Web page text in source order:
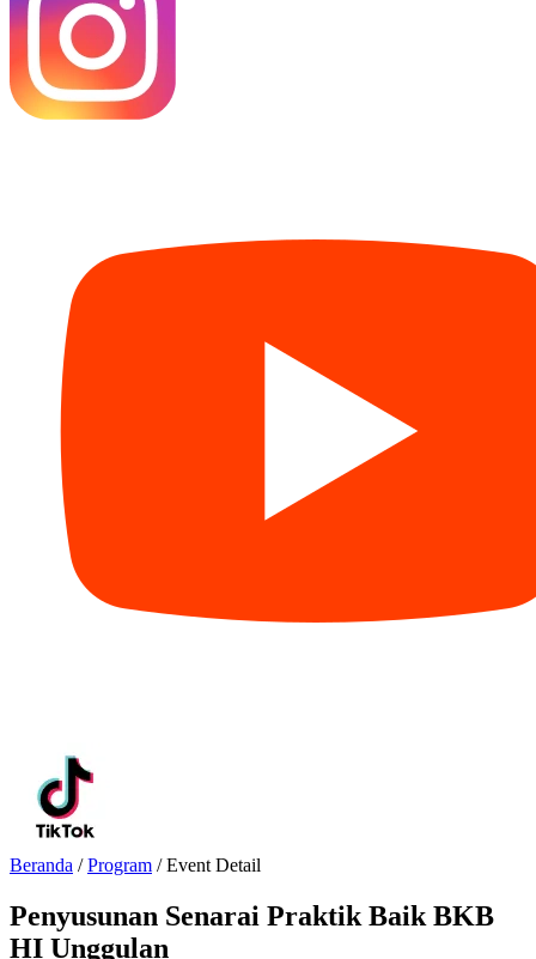
Beranda / Program / Event Detail
Penyusunan Senarai Praktik Baik BKB
HI Unggulan